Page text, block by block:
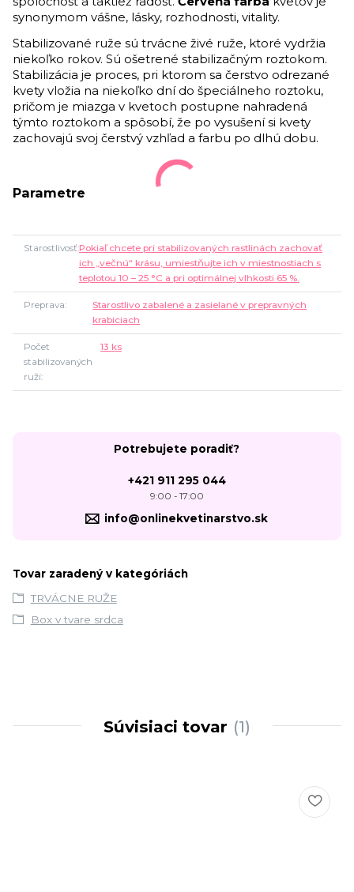
synonymom vášne, lásky, rozhodnosti, vitality.
Stabilizované ruže sú trvácne živé ruže, ktoré vydržia
niekoľko rokov. Sú ošetrené stabilizačným roztokom.
Stabilizácia je proces, pri ktorom sa čerstvo odrezané
kvety vložia na niekoľko dní do špeciálneho roztoku,
pričom je miazga v kvetoch postupne nahradená
týmto roztokom a spôsobí, že po vysušení si kvety
zachovajú svoj čerstvý vzhľad a farbu po dlhú dobu.
Parametre
StarostlivosťPokiaľ chcete pri stabilizovaných rastlinách zachovať
ich „večnú“ krásu, umiestňujte ich v miestnostiach s
teplotou 10 – 25 °C a pri optimálnej vlhkosti 65 %.
Preprava
Starostlivo zabalené a zasielané v prepravných
krabiciach
Počet
stabilizovaných
ruží
13 ks
Potrebujete poradiť?
+421 911 295 044
9:00 - 17:00
info@onlinekvetinarstvo.sk
Tovar zaradený v kategóriách
TRVÁCNE RUŽE
Box v tvare srdca
Súvisiaci tovar 1